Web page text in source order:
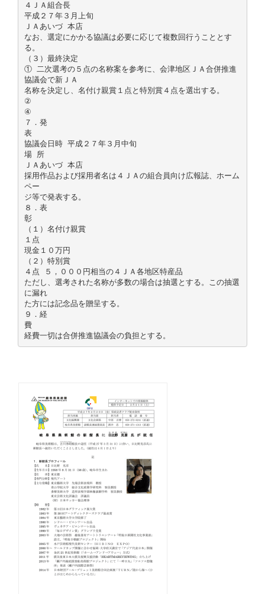
４ＪＡ組合長
平成２７年３月上旬
ＪＡあいづ 本店
なお、選定にかかる協議は必要に応じて複数回行うこととす
る。
（３）最終決定
① 二次選考の５点の名称案を参考に、会津地区ＪＡ合併推進
協議会で新ＪＡ
名称を決定し、名付け親賞１点と特別賞４点を選出する。
②
④
７．発
表
協議会日時 平成２７年３月中旬
場 所
ＪＡあいづ 本店
採用作品および採用者名は４ＪＡの組合員向け広報誌、ホーム
ペー
ジ等で発表する。
８．表
彰
（１）名付け親賞
１点
現金１０万円
（２）特別賞
４点 ５，０００円相当の４ＪＡ各地区特産品
ただし、選考された名称が多数の場合は抽選とする。この抽選
に漏れ
た方には記念品を贈呈する。
９．経
費